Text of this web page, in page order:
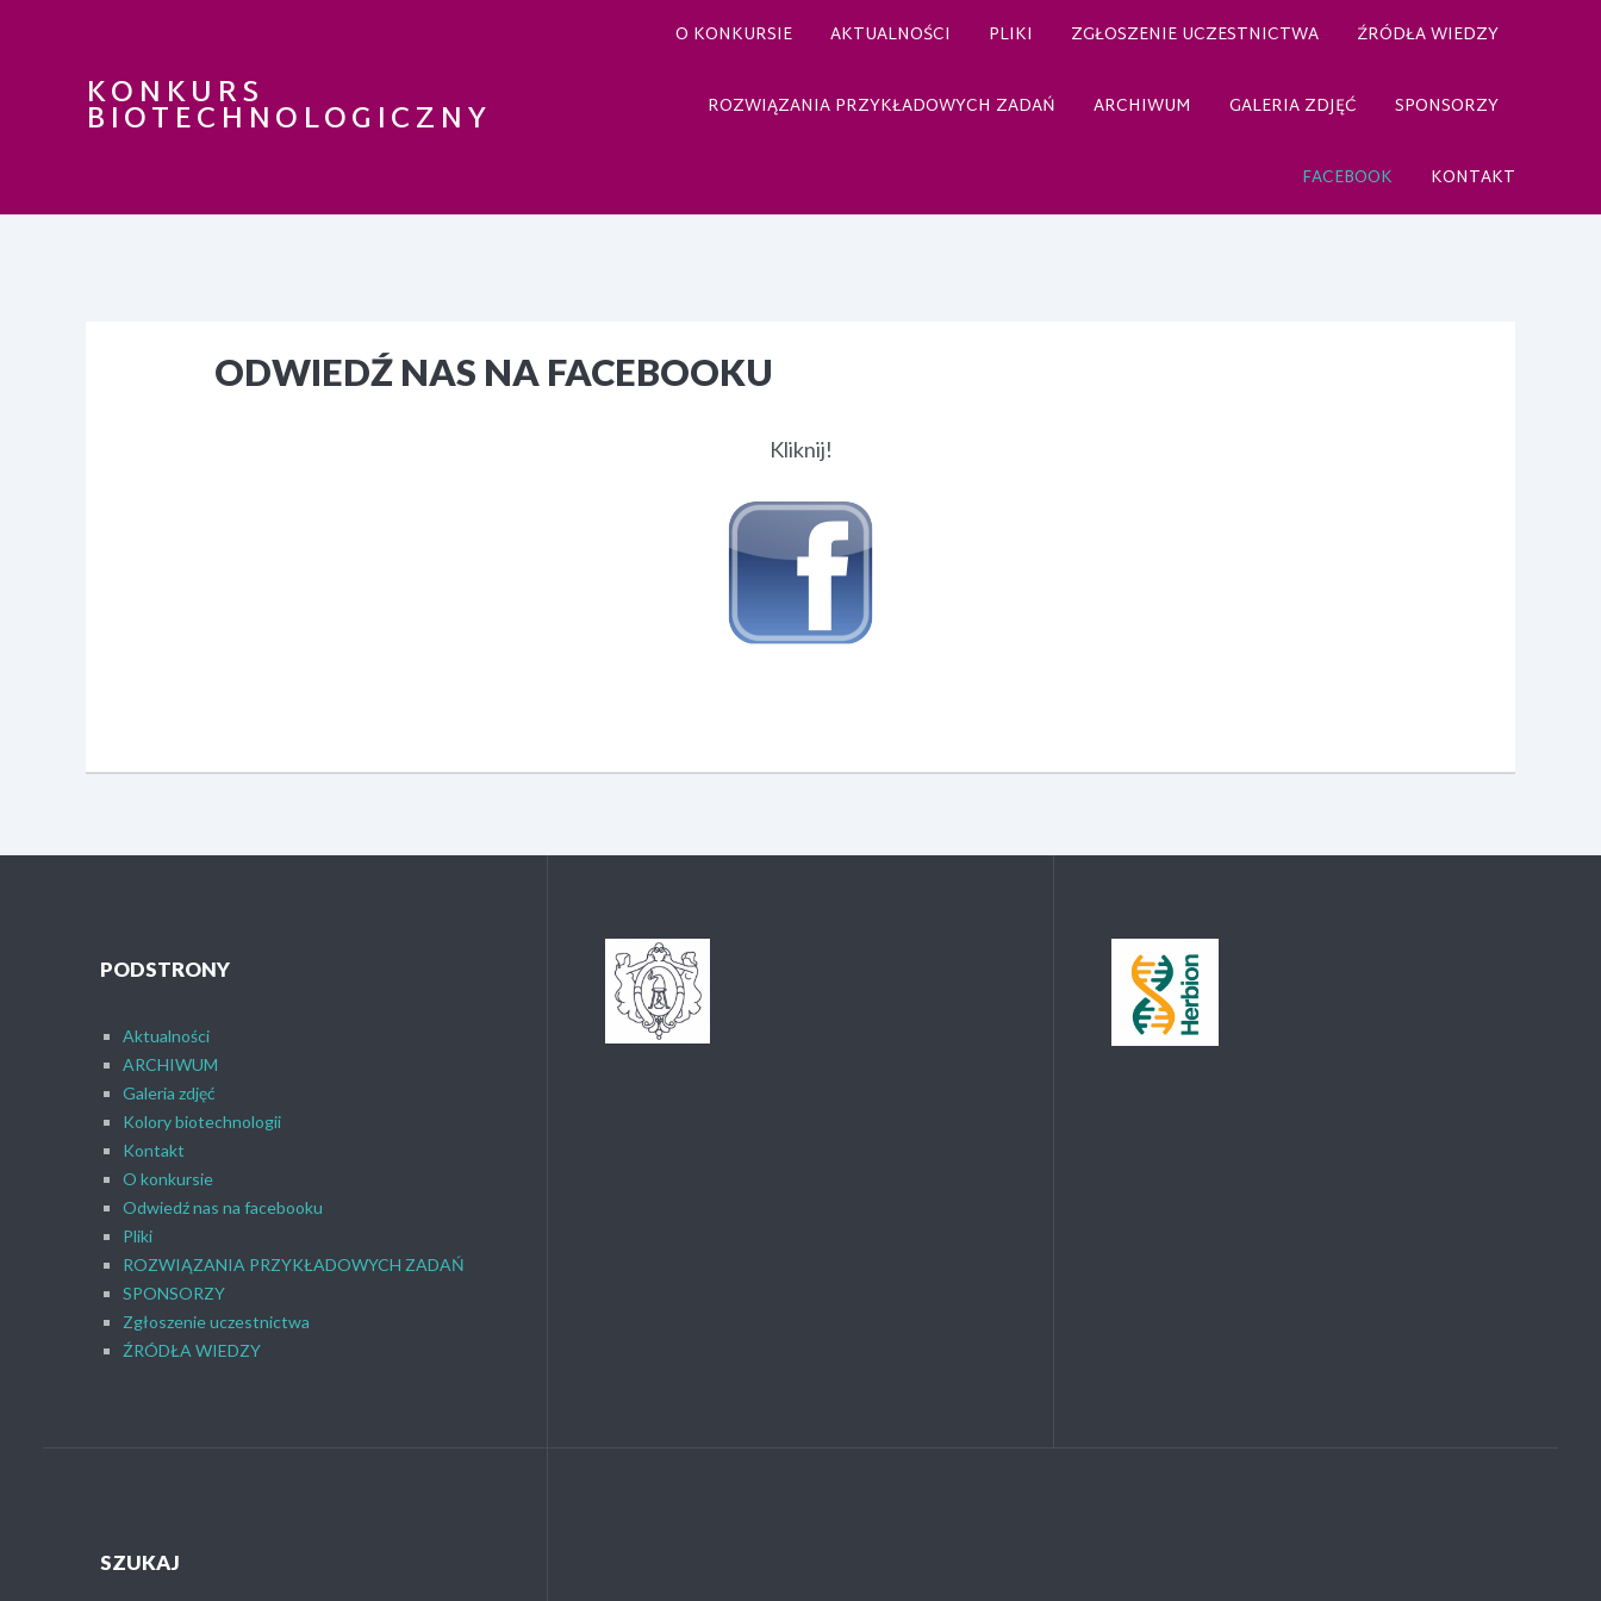
KONKURS
BIOTECHNOLOGICZNY
O KONKURSIE AKTUALNOŚCI PLIKI ZGŁOSZENIE UCZESTNICTWA ŹRÓDŁA WIEDZY
ROZWIĄZANIA PRZYKŁADOWYCH ZADAŃ ARCHIWUM GALERIA ZDJĘĆ SPONSORZY
FACEBOOK KONTAKT
ODWIEDŹ NAS NA FACEBOOKU
Kliknij!
PODSTRONY
Aktualności
ARCHIWUM
Galeria zdjęć
Kolory biotechnologii
Kontakt
O konkursie
Odwiedź nas na facebooku
Pliki
ROZWIĄZANIA PRZYKŁADOWYCH ZADAŃ
SPONSORZY
Zgłoszenie uczestnictwa
ŹRÓDŁA WIEDZY
SZUKAJ